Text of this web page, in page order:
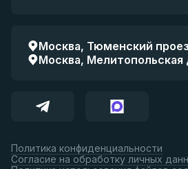
Москва, Тюменский
Москва, Мелитопольская
Политика конфиденциальности
Согласие на обработку личных